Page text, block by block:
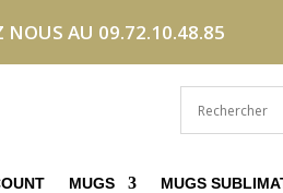
NOUS AU 09.72.10.48.85
MUGS MUGS